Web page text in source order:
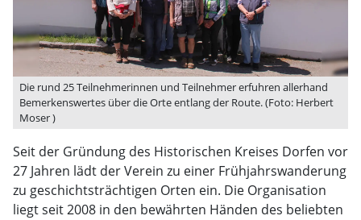
Die rund 25 Teilnehmerinnen und Teilnehmer erfuhren allerhand
Bemerkenswertes über die Orte entlang der Route. (Foto: Herbert
Moser )
Seit der Gründung des Historischen Kreises Dorfen vor
27 Jahren lädt der Verein zu einer Frühjahrswanderung
zu geschichtsträchtigen Orten ein. Die Organisation
liegt seit 2008 in den bewährten Händen des beliebten